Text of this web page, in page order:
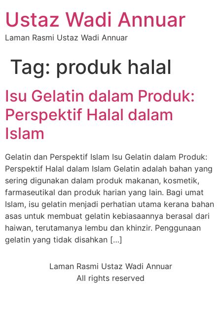
Ustaz Wadi Annuar
Laman Rasmi Ustaz Wadi Annuar
Tag: produk halal
Isu Gelatin dalam Produk:
Perspektif Halal dalam
Islam
Gelatin dan Perspektif Islam Isu Gelatin dalam Produk:
Perspektif Halal dalam Islam Gelatin adalah bahan yang
sering digunakan dalam produk makanan, kosmetik,
farmaseutikal dan produk harian yang lain. Bagi umat
Islam, isu gelatin menjadi perhatian utama kerana bahan
asas untuk membuat gelatin kebiasaannya berasal dari
haiwan, terutamanya lembu dan khinzir. Penggunaan
gelatin yang tidak disahkan […]
Laman Rasmi Ustaz Wadi Annuar
All rights reserved